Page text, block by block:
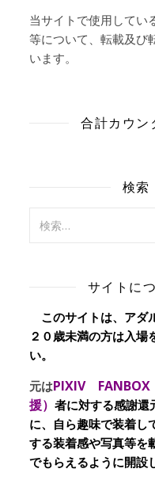
当サイトで使用してい
等について、転載及び
います。
合計カウン
検索
サイトに
このサイトは、アダ
２０歳未満の方は入場
い。
元はPIXIV FANBOX
援） 者に対する感謝還
に、自ら趣味で装着し
する装着感や写真等を
でもらえるように開設